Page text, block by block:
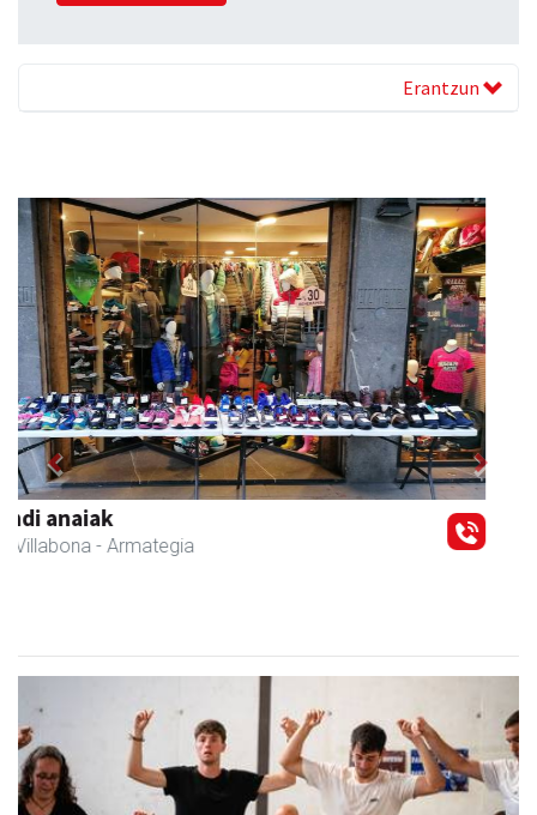
Erantzun
Arindu fisioterapia eta osteopatia
Amasa-Villabona - Fisioterapia
Previous Next